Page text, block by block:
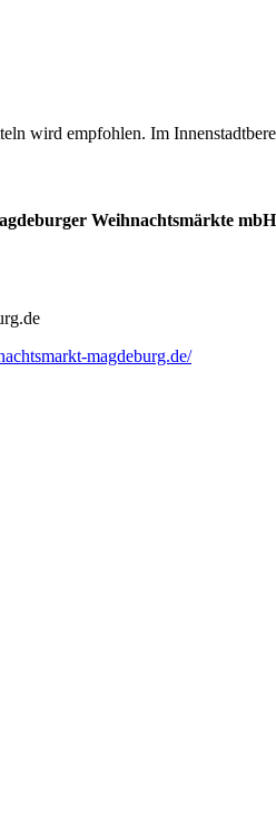
wird empfohlen. Im
Weihnachtsmärkte mbH
magdeburg.de/